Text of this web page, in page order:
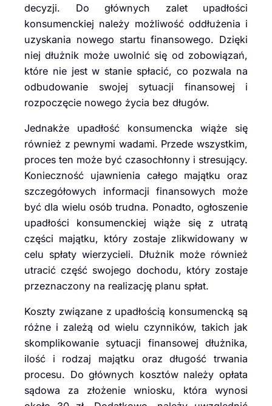
decyzji. Do głównych zalet upadłości
konsumenckiej należy możliwość oddłużenia i
uzyskania nowego startu finansowego. Dzięki
niej dłużnik może uwolnić się od zobowiązań,
które nie jest w stanie spłacić, co pozwala na
odbudowanie swojej sytuacji finansowej i
rozpoczęcie nowego życia bez długów.
Jednakże upadłość konsumencka wiąże się
również z pewnymi wadami. Przede wszystkim,
proces ten może być czasochłonny i stresujący.
Konieczność ujawnienia całego majątku oraz
szczegółowych informacji finansowych może
być dla wielu osób trudna. Ponadto, ogłoszenie
upadłości konsumenckiej wiąże się z utratą
części majątku, który zostaje zlikwidowany w
celu spłaty wierzycieli. Dłużnik może również
utracić część swojego dochodu, który zostaje
przeznaczony na realizację planu spłat.
Koszty związane z upadłością konsumencką są
różne i zależą od wielu czynników, takich jak
skomplikowanie sytuacji finansowej dłużnika,
ilość i rodzaj majątku oraz długość trwania
procesu. Do głównych kosztów należy opłata
sądowa za złożenie wniosku, która wynosi